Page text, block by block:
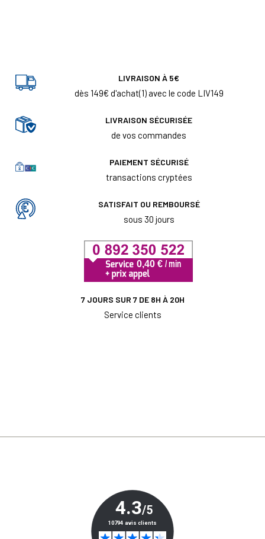
LIVRAISON À 5€
dès 149€ d'achat(1) avec le code LIV149
LIVRAISON SÉCURISÉE
de vos commandes
PAIEMENT SÉCURISÉ
transactions cryptées
SATISFAIT OU REMBOURSÉ
sous 30 jours
7 JOURS SUR 7 DE 8H À 20H
Service clients